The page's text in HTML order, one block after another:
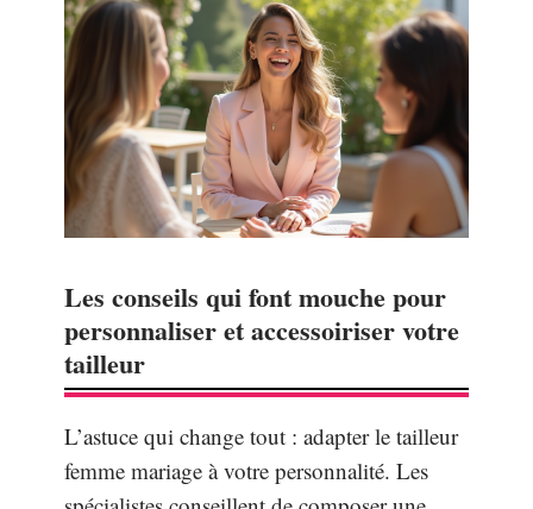
Les conseils qui font mouche pour
personnaliser et accessoiriser votre
tailleur
L’astuce qui change tout : adapter le tailleur
femme mariage à votre personnalité. Les